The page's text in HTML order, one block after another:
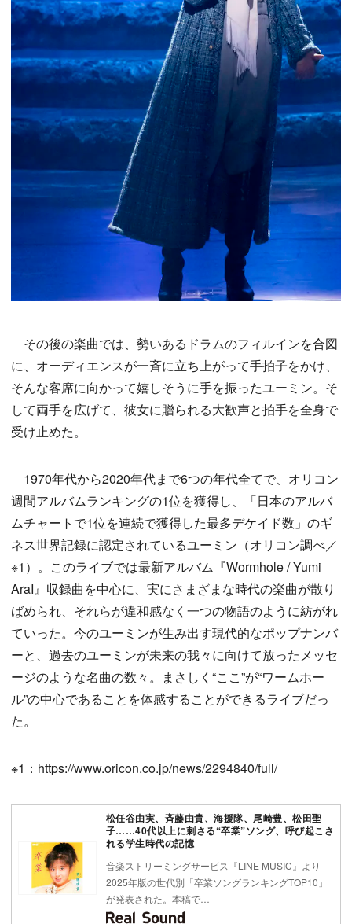
その後の楽曲では、勢いあるドラムのフィルインを合図
に、オーディエンスが一斉に立ち上がって手拍子をかけ、
そんな客席に向かって嬉しそうに手を振ったユーミン。そ
して両手を広げて、彼女に贈られる大歓声と拍手を全身で
受け止めた。
1970年代から2020年代まで6つの年代全てで、オリコン
週間アルバムランキングの1位を獲得し、「日本のアルバ
ムチャートで1位を連続で獲得した最多デケイド数」のギ
ネス世界記録に認定されているユーミン（オリコン調べ／
※1）。このライブでは最新アルバム『Wormhole / Yumi
AraI』収録曲を中心に、実にさまざまな時代の楽曲が散り
ばめられ、それらが違和感なく一つの物語のように紡がれ
ていった。今のユーミンが生み出す現代的なポップナンバ
ーと、過去のユーミンが未来の我々に向けて放ったメッセ
ージのような名曲の数々。まさしく“ここ”が“ワームホー
ル”の中心であることを体感することができるライブだっ
た。
※1：https://www.oricon.co.jp/news/2294840/full/
松任谷由実、斉藤由貴、海援隊、尾崎豊、松田聖
子……40代以上に刺さる“卒業”ソング、呼び起こさ
れる学生時代の記憶
音楽ストリーミングサービス『LINE MUSIC』より
2025年版の世代別「卒業ソングランキングTOP10」
が発表された。本稿で…